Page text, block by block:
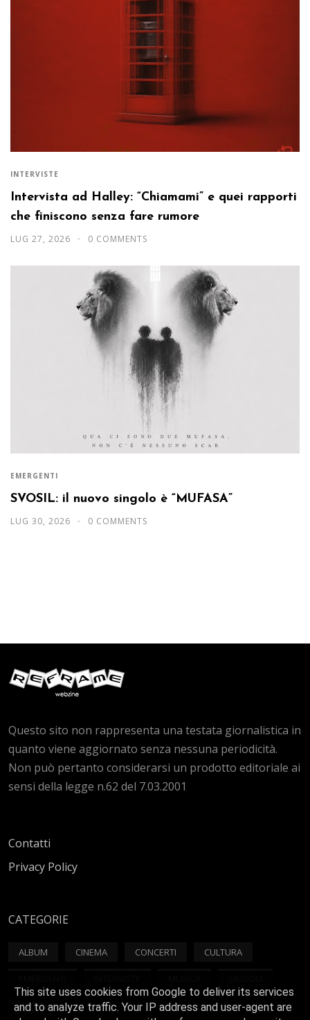
INTERVISTE
Intervista ad Halley: “Chiamami” e quei rapporti
che finiscono senza fare rumore
LUG 27, 2026 0 COMMENTS
EMERGENTI
SVOSIL: il nuovo singolo è “MUFASA”
LUG 30, 2026 0 COMMENTS
Questo sito non rappresenta una testata giornalistica in
quanto viene aggiornato senza nessuna periodicità.
Non può pertanto considerarsi un prodotto editoriale ai
sensi della legge n.62 del 7.03.2001
Contatti
Privacy Policy
CATEGORIE
ALBUM CINEMA CONCERTI CULTURA
VIDEO
This site uses cookies from Google to deliver its services
and to analyze traffic. Your IP address and user-agent are